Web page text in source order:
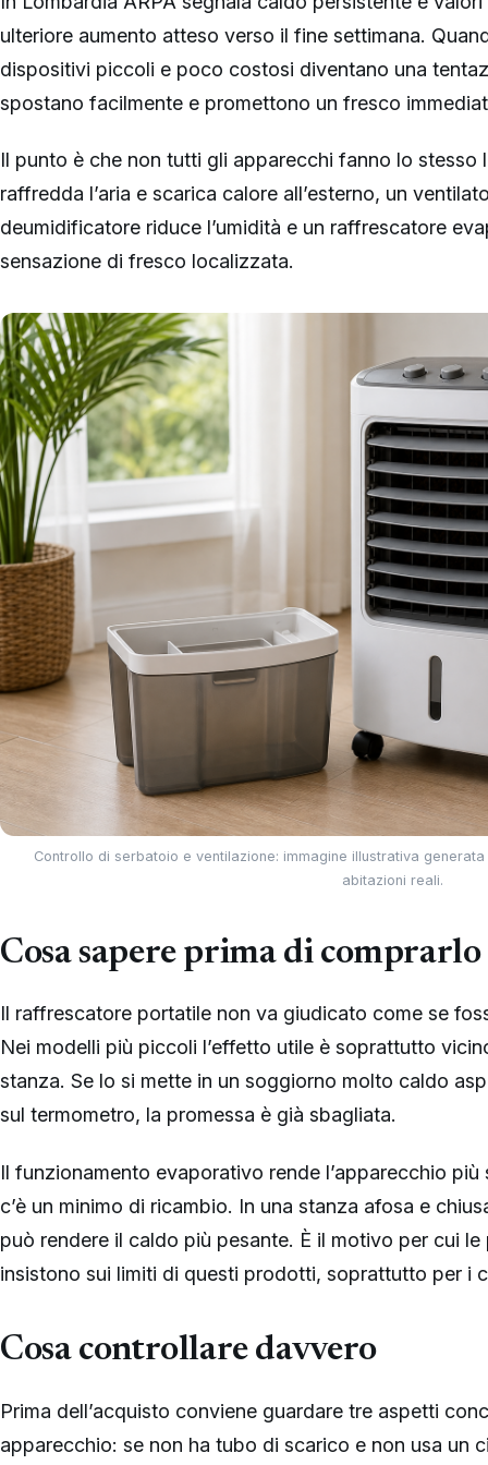
ulteriore aumento atteso verso il fine settimana.
dispositivi piccoli e poco costosi diventano una
spostano facilmente e promettono un fresco
Il punto è che non tutti gli apparecchi fanno lo
raffredda l’aria e scarica calore all’esterno, un
deumidificatore riduce l’umidità e un raffrescatore
sensazione di fresco localizzata.
Controllo di serbatoio e ventilazione: immagine illustrativa
abitazioni reali.
Cosa sapere prima di comprarlo
Il raffrescatore portatile non va giudicato come se
Nei modelli più piccoli l’effetto utile è soprattutto
stanza. Se lo si mette in un soggiorno molto caldo
sul termometro, la promessa è già sbagliata.
Il funzionamento evaporativo rende l’apparecchio più
c’è un minimo di ricambio. In una stanza afosa e
può rendere il caldo più pesante. È il motivo per cui
insistono sui limiti di questi prodotti, soprattutto per i
Cosa controllare davvero
Prima dell’acquisto conviene guardare tre aspetti
apparecchio: se non ha tubo di scarico e non usa un